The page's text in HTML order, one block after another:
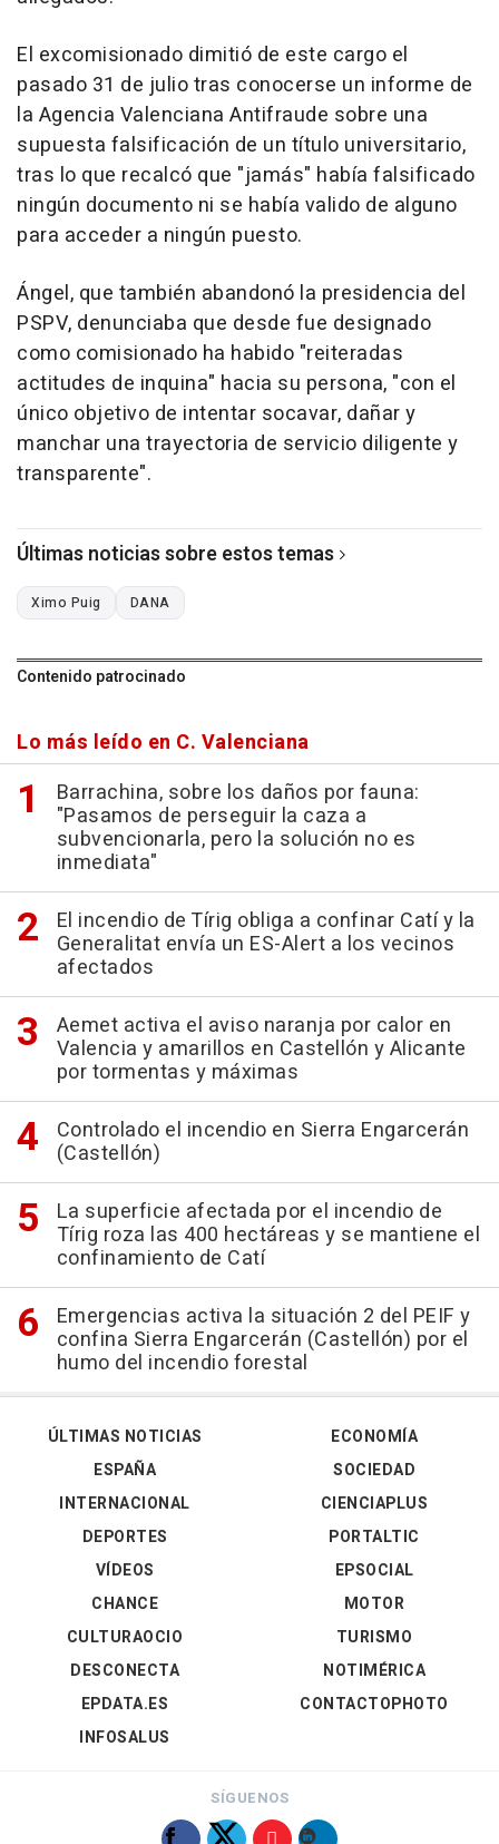
El excomisionado dimitió de este cargo el
pasado 31 de julio tras conocerse un informe de
la Agencia Valenciana Antifraude sobre una
supuesta falsificación de un título universitario,
tras lo que recalcó que "jamás" había falsificado
ningún documento ni se había valido de alguno
para acceder a ningún puesto.
Ángel, que también abandonó la presidencia del
PSPV, denunciaba que desde fue designado
como comisionado ha habido "reiteradas
actitudes de inquina" hacia su persona, "con el
único objetivo de intentar socavar, dañar y
manchar una trayectoria de servicio diligente y
transparente".
Últimas noticias sobre estos temas
Ximo Puig DANA
Contenido patrocinado
Lo más leído en C. Valenciana
Barrachina, sobre los daños por fauna:
"Pasamos de perseguir la caza a
subvencionarla, pero la solución no es
inmediata"
El incendio de Tírig obliga a confinar Catí y la
Generalitat envía un ES-Alert a los vecinos
afectados
Aemet activa el aviso naranja por calor en
Valencia y amarillos en Castellón y Alicante
por tormentas y máximas
Controlado el incendio en Sierra Engarcerán
(Castellón)
La superficie afectada por el incendio de
Tírig roza las 400 hectáreas y se mantiene el
confinamiento de Catí
Emergencias activa la situación 2 del PEIF y
confina Sierra Engarcerán (Castellón) por el
humo del incendio forestal
ÚLTIMAS NOTICIAS
ESPAÑA
INTERNACIONAL
DEPORTES
VÍDEOS
ECONOMÍA
SOCIEDAD
CIENCIAPLUS
PORTALTIC
EPSOCIAL
CHANCE
CULTURAOCIO
DESCONECTA
EPDATA.ES
INFOSALUS
MOTOR
TURISMO
NOTIMÉRICA
CONTACTOPHOTO
SÍGUENOS